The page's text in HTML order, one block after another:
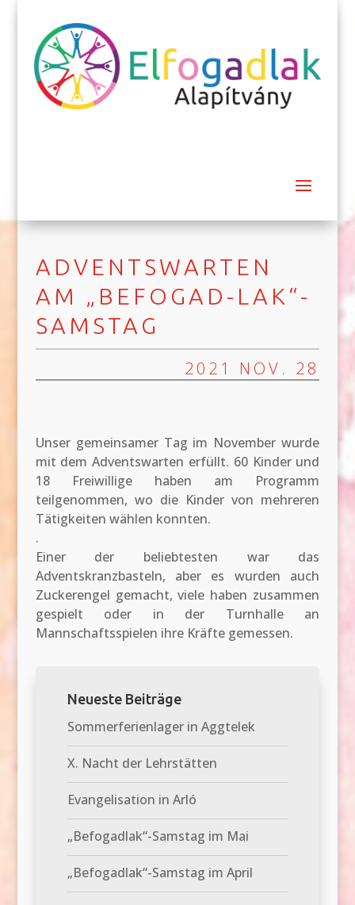
ADVENTSWARTEN
AM „BEFOGAD-LAK“-
SAMSTAG
2021 NOV. 28
Unser gemeinsamer Tag im November wurde
mit dem Adventswarten erfüllt. 60 Kinder und
18 Freiwillige haben am Programm
teilgenommen, wo die Kinder von mehreren
Tätigkeiten wählen konnten.
.
Einer der beliebtesten war das
Adventskranzbasteln, aber es wurden auch
Zuckerengel gemacht, viele haben zusammen
gespielt oder in der Turnhalle an
Mannschaftsspielen ihre Kräfte gemessen.
Neueste Beiträge
Sommerferienlager in Aggtelek
X. Nacht der Lehrstätten
Evangelisation in Arló
„Befogadlak“-Samstag im Mai
„Befogadlak“-Samstag im April